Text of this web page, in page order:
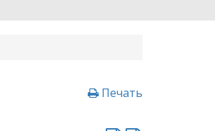
Печать